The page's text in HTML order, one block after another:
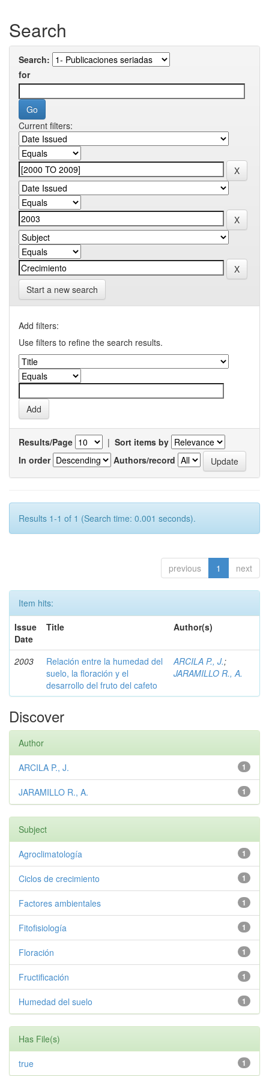
Search
Search:
for
Current filters:
Start a new search
Add filters:
Use filters to refine the search results.
Results/Page | Sort items by
In order
Authors/record
Results 1-1 of 1 (Search time: 0.001 seconds).
previous 1 next
Item hits:
Issue
Date
Title Author(s)
2003
Relación entre la humedad del
suelo, la floración y el
desarrollo del fruto del cafeto
ARCILA P., J.;
JARAMILLO R., A.
Discover
Author
1
ARCILA P., J.
1
JARAMILLO R., A.
Subject
1
Agroclimatología
1
Ciclos de crecimiento
1
Factores ambientales
1
Fitofisiología
1
Floración
1
Fructificación
1
Humedad del suelo
Has File(s)
1
true